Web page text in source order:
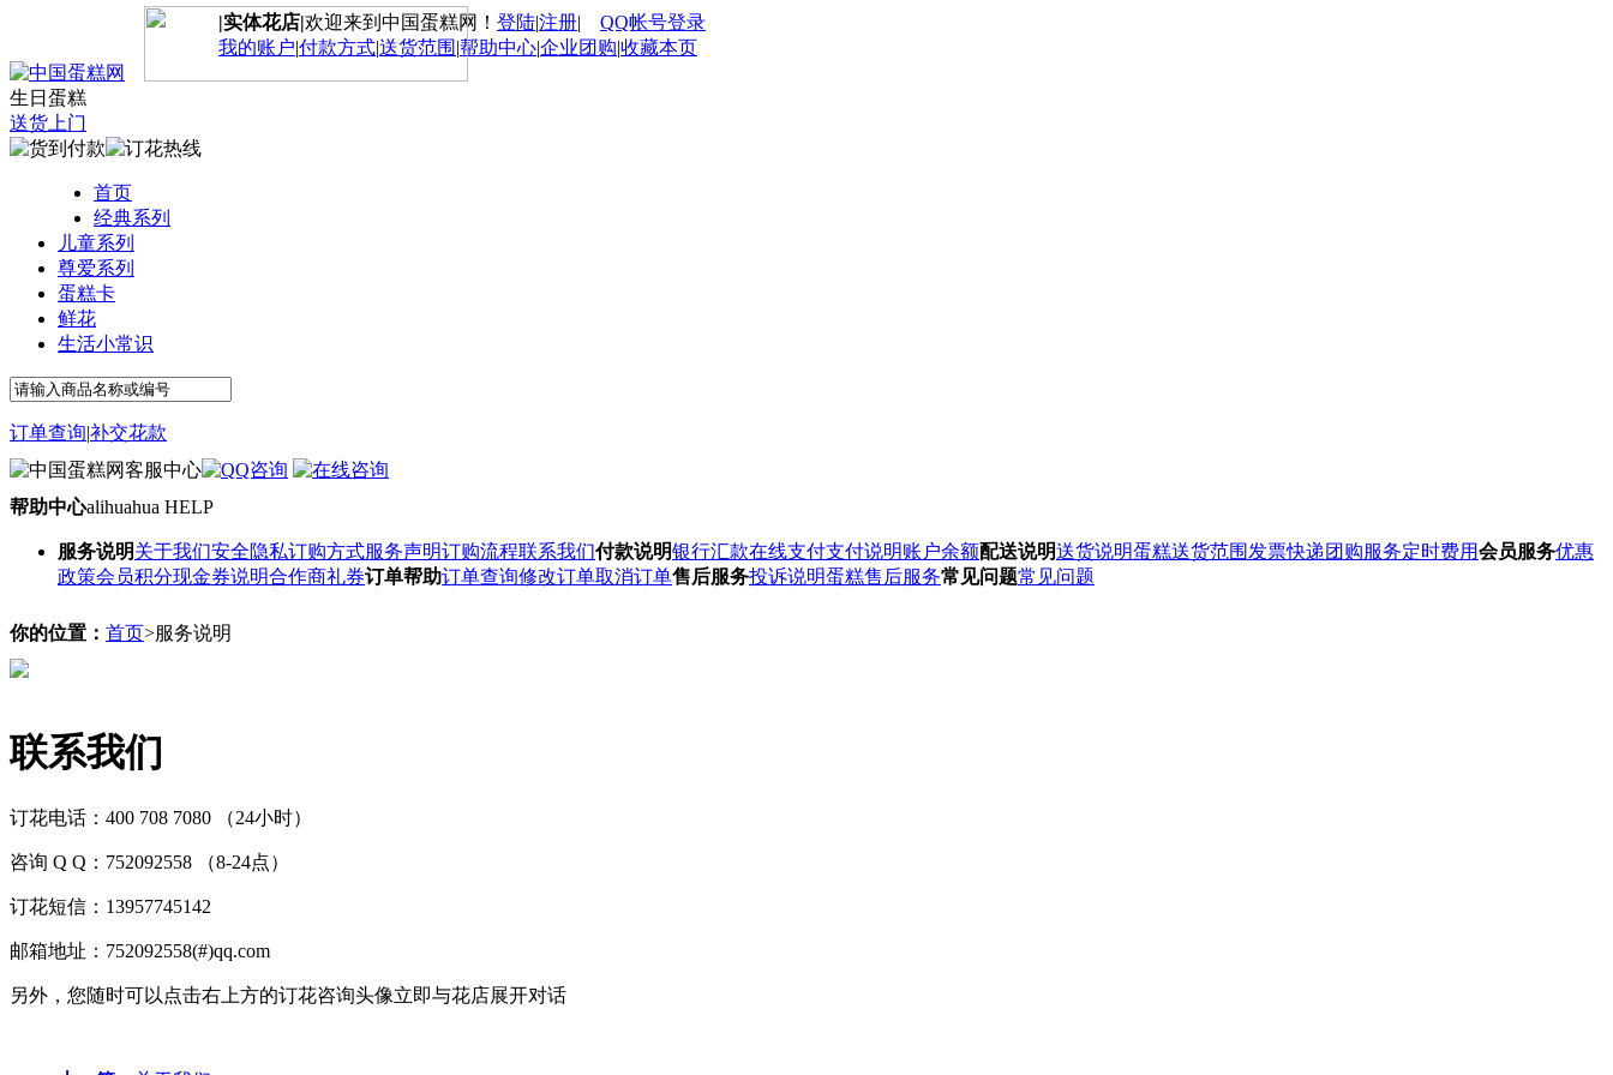
|实体花店|欢迎来到中国蛋糕网！ 登陆|注册|
QQ帐号登录
我的账户|付款方式|送货范围 |帮助中心|企业团购|收藏本页
生日蛋糕
送货上门
首页
经典系列
儿童系列
尊爱系列
蛋糕卡
鲜花
生活小常识
订单查询|补交花款
帮助中心alihuahua HELP
服务说明关于我们安全隐私订购方式服务声明订购流程联系我们付款说明银行汇款在线支付支付说明账户余额配送说明送货说明蛋糕送货范围 发票快递团购服务定时费用会员服务优惠
政策会员积分现金券说明合作商礼券订单帮助订单查询修改订单取消订单售后服务投诉说明蛋糕售后服务常见问题常见问题
你的位置： 首页>服务说明
联系我们
订花电话：400 708 7080 （24小时）
咨询 Q Q：752092558 （8-24点）
订花短信：13957745142
邮箱地址：752092558(#)qq.com
另外，您随时可以点击右上方的订花咨询头像立即与花店展开对话